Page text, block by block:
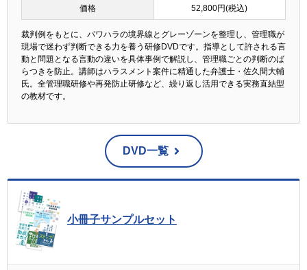
価格 52,800円(税込)
裁判例をもとに、パワハラの境界線とグレーゾーンを整理し、管理職が
現場で迷わず判断できる力を養う研修DVDです。指導として許される言
動と問題となる言動の違いを具体事例で解説し、管理職ごとの判断のば
らつきを防止。講師はハラスメント案件に精通した弁護士・佐久間大輔
氏。全管理職研修や再発防止研修など、繰り返し活用できる実務直結型
の教材です。
DVD一覧
小冊子サンプルセット